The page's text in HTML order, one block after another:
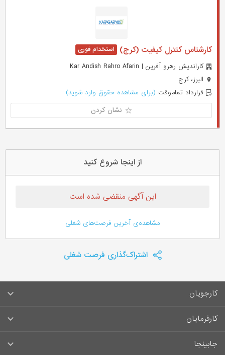
کارشناس کنترل کیفیت (کرج)
کاراندیش رهرو آفرین | Kar Andish Rahro Afarin
البرز، کرج
قرارداد تمام‌وقت (برای مشاهده حقوق وارد شوید)
نشان کردن
از اینجا شروع کنید
این آگهی منقضی شده است
مشاهده‌ی آخرین فرصت‌های شغلی
اشتراک‌گذاری فرصت شغلی
کارجویان
سوالات متداول کارجویان
کارفرمایان
راهنمای ثبت آگهی استخدام
جابینجا